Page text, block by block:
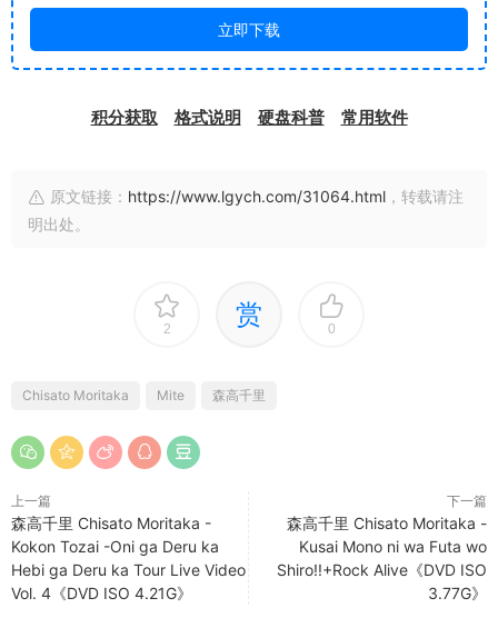
立即下载
积分获取 格式说明 硬盘科普 常用软件
原文链接： https://www.lgych.com/31064.html ，转载请注
明出处。
2 赏 0
Chisato Moritaka Mite 森高千里
上一篇
森高千里 Chisato Moritaka -
Kokon Tozai -Oni ga Deru ka
Hebi ga Deru ka Tour Live Video
Vol. 4《DVD ISO 4.21G》
下一篇
森高千里 Chisato Moritaka -
Kusai Mono ni wa Futa wo
Shiro!!+Rock Alive《DVD ISO
3.77G》